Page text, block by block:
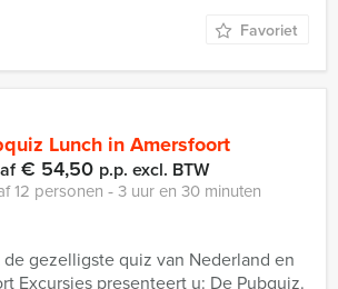
Favoriet
Lunch in Amersfoort
€ 54,50 p.p. excl. BTW
12 personen ‐ 3 uur en 30 minuten
gezelligste quiz van Nederland en
Excursies presenteert u: De Pubquiz.